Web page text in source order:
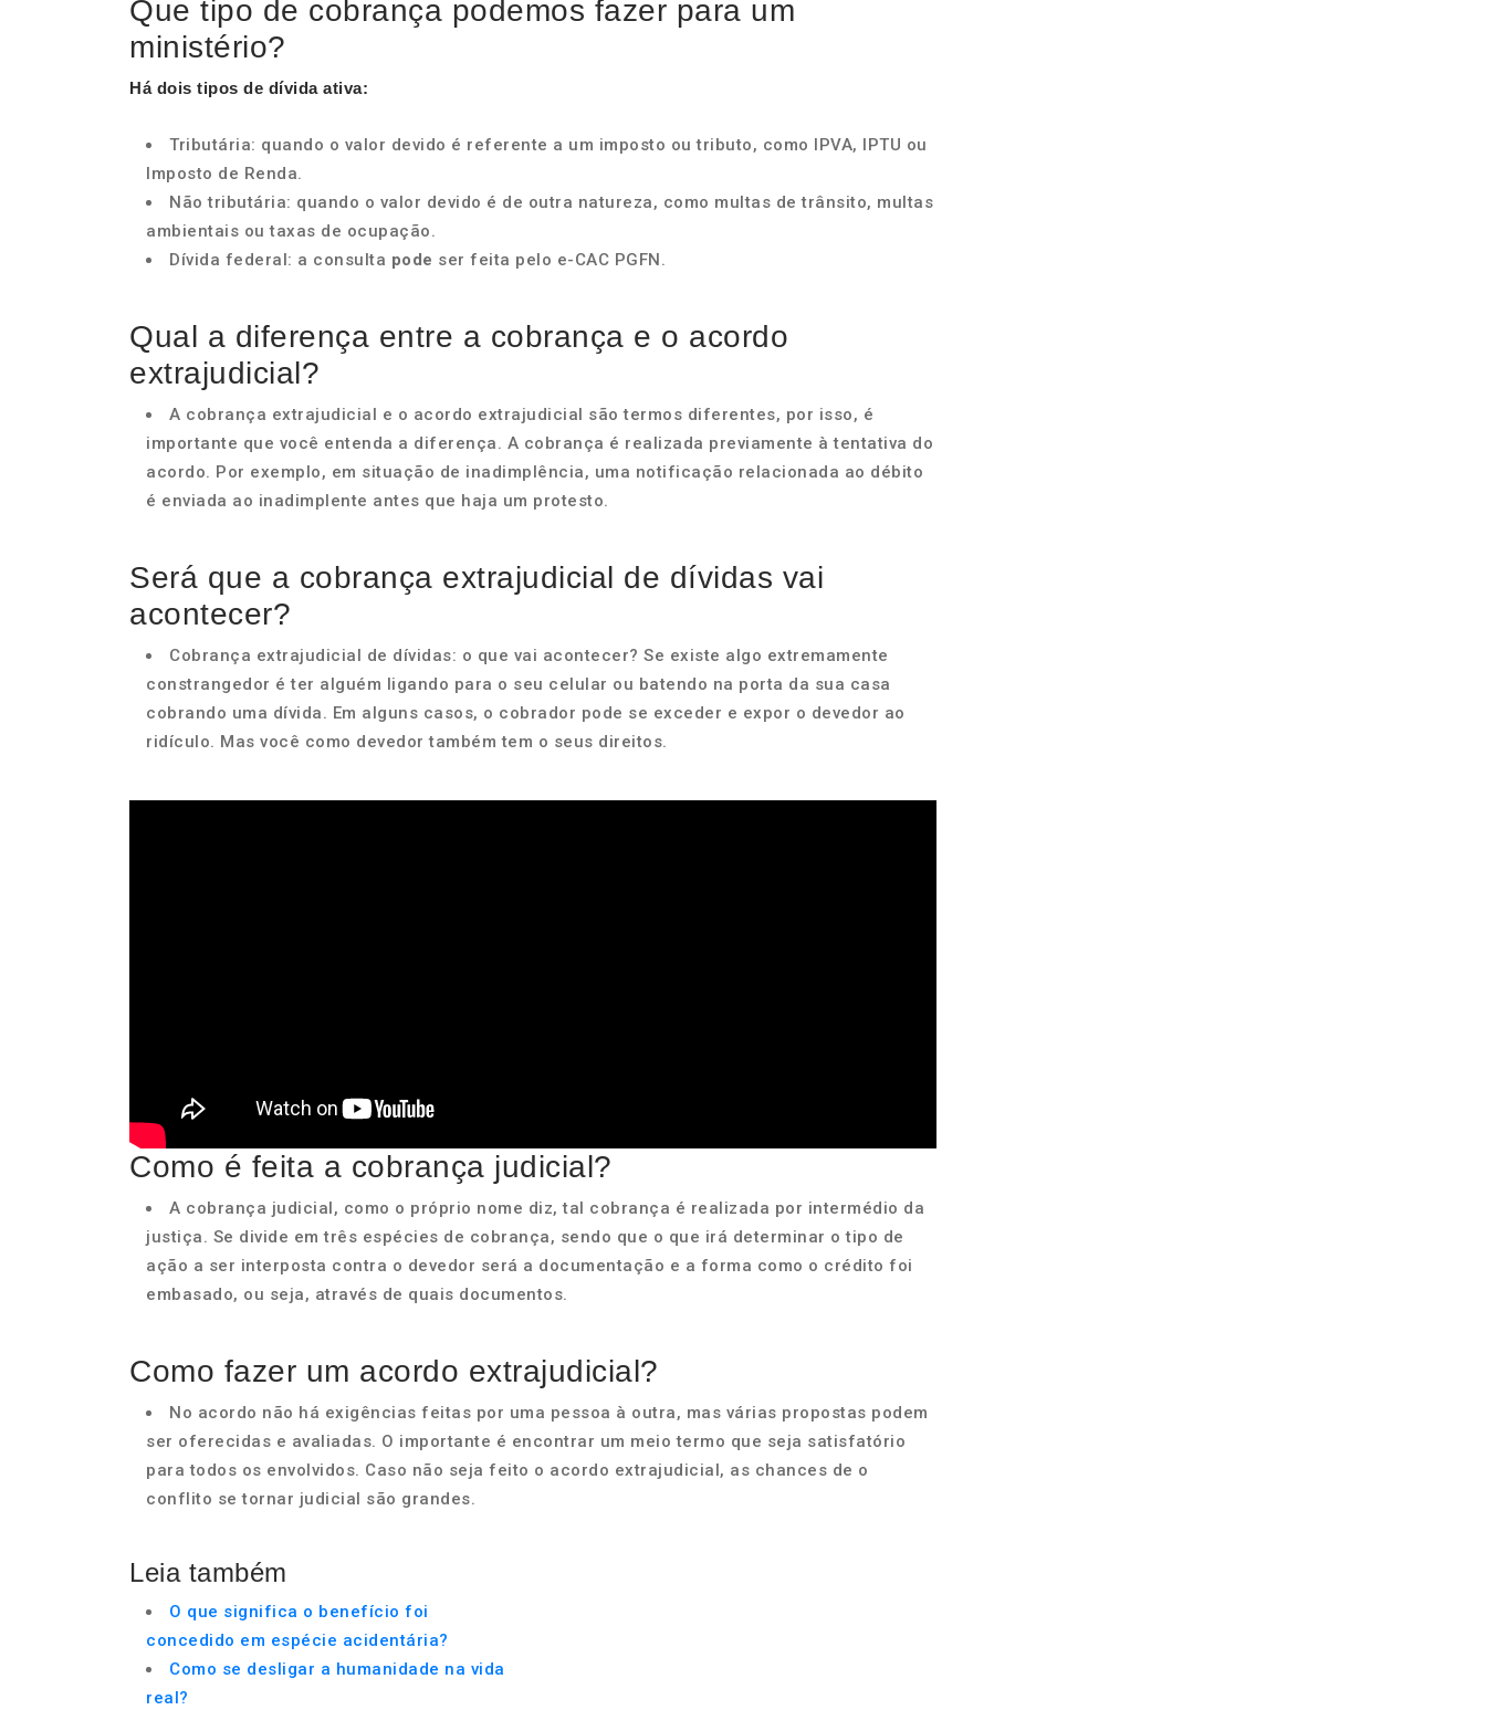
Que tipo de cobrança podemos fazer para um
ministério?
Há dois tipos de dívida ativa:
Tributária: quando o valor devido é referente a um imposto ou tributo, como IPVA, IPTU ou
Imposto de Renda.
Não tributária: quando o valor devido é de outra natureza, como multas de trânsito, multas
ambientais ou taxas de ocupação.
Dívida federal: a consulta pode ser feita pelo e-CAC PGFN.
Qual a diferença entre a cobrança e o acordo
extrajudicial?
A cobrança extrajudicial e o acordo extrajudicial são termos diferentes, por isso, é
importante que você entenda a diferença. A cobrança é realizada previamente à tentativa do
acordo. Por exemplo, em situação de inadimplência, uma notificação relacionada ao débito
é enviada ao inadimplente antes que haja um protesto.
Será que a cobrança extrajudicial de dívidas vai
acontecer?
Cobrança extrajudicial de dívidas: o que vai acontecer? Se existe algo extremamente
constrangedor é ter alguém ligando para o seu celular ou batendo na porta da sua casa
cobrando uma dívida. Em alguns casos, o cobrador pode se exceder e expor o devedor ao
ridículo. Mas você como devedor também tem o seus direitos.
Como é feita a cobrança judicial?
A cobrança judicial, como o próprio nome diz, tal cobrança é realizada por intermédio da
justiça. Se divide em três espécies de cobrança, sendo que o que irá determinar o tipo de
ação a ser interposta contra o devedor será a documentação e a forma como o crédito foi
embasado, ou seja, através de quais documentos.
Como fazer um acordo extrajudicial?
No acordo não há exigências feitas por uma pessoa à outra, mas várias propostas podem
ser oferecidas e avaliadas. O importante é encontrar um meio termo que seja satisfatório
para todos os envolvidos. Caso não seja feito o acordo extrajudicial, as chances de o
conflito se tornar judicial são grandes.
Leia também
O que significa o benefício foi
concedido em espécie acidentária?
Como se desligar a humanidade na vida
real?